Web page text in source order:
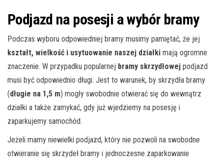
Podjazd na posesji a wybór bramy
Podczas wyboru odpowiedniej bramy musimy pamiętać, że jej
kształt, wielkość i usytuowanie naszej działki mają ogromne
znaczenie. W przypadku popularnej bramy skrzydłowej podjazd
musi być odpowiednio długi. Jest to warunek, by skrzydła bramy
(długie na 1,5 m) mogły swobodnie otwierać się do wewnątrz
działki a także zamykać, gdy już wjedziemy na posesję i
zaparkujemy samochód.
Jeżeli mamy niewielki podjazd, który nie pozwoli na swobodne
otwieranie się skrzydeł bramy i jednoczesne zaparkowanie